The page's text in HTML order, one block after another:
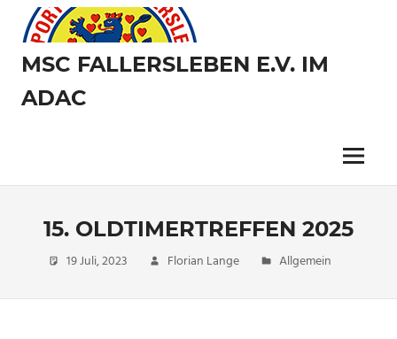
Inhalt
springen
MSC FALLERSLEBEN E.V. IM
ADAC
Menü
15. OLDTIMERTREFFEN 2025
19 Juli, 2023 Florian Lange Allgemein